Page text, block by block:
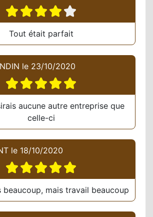
Tout était parfait
le 23/10/2020
aucune autre entreprise que
celle-ci
le 18/10/2020
beaucoup, mais travail beaucoup